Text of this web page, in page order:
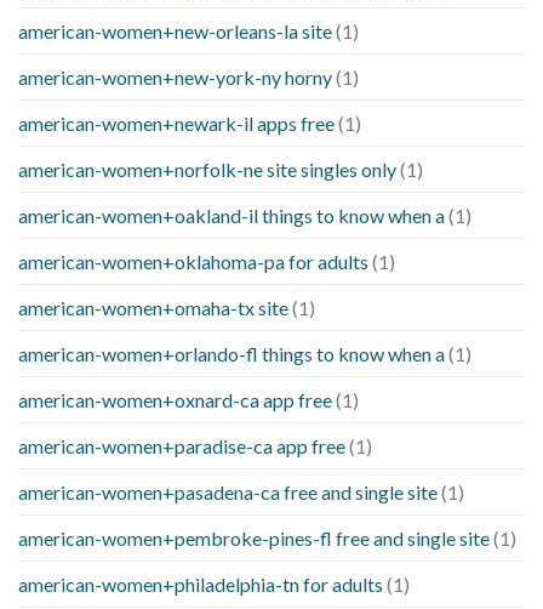
american-women+new-orleans-la site(1)
american-women+new-york-ny horny(1)
american-women+newark-il apps free(1)
american-women+norfolk-ne site singles only(1)
american-women+oakland-il things to know when a(1)
american-women+oklahoma-pa for adults (1)
american-women+omaha-tx site(1)
american-women+orlando-fl things to know when a(1)
american-women+oxnard-ca app free(1)
american-women+paradise-ca app free(1)
american-women+pasadena-ca free and single site(1)
american-women+pembroke-pines-fl free and single site(1)
american-women+philadelphia-tn for adults (1)